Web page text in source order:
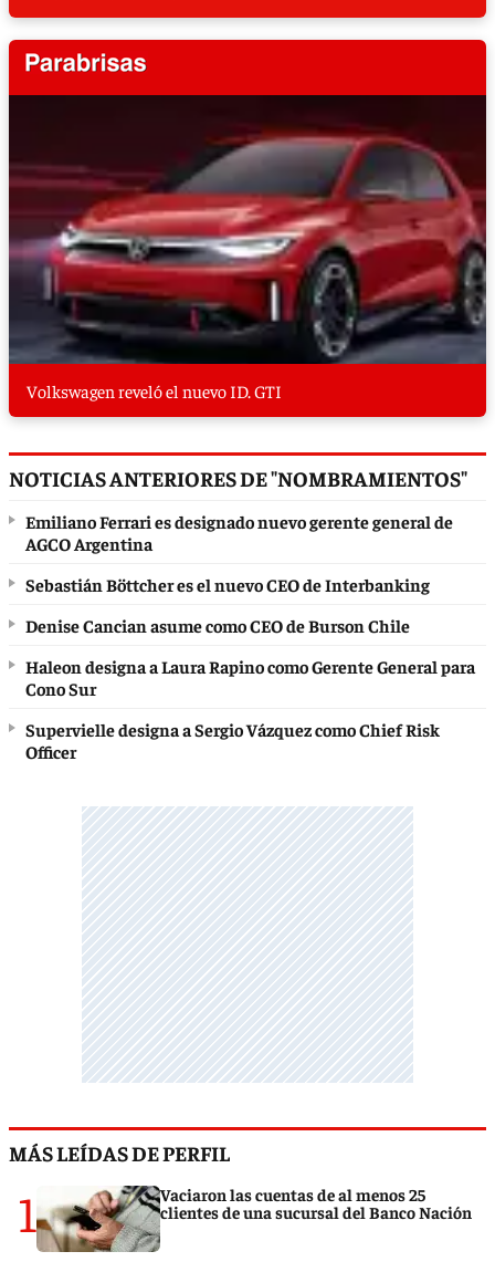
Volkswagen reveló el nuevo ID. GTI
NOTICIAS ANTERIORES DE "NOMBRAMIENTOS"
Emiliano Ferrari es designado nuevo gerente general de
AGCO Argentina
Sebastián Böttcher es el nuevo CEO de Interbanking
Denise Cancian asume como CEO de Burson Chile
Haleon designa a Laura Rapino como Gerente General para
Cono Sur
Supervielle designa a Sergio Vázquez como Chief Risk
Officer
MÁS LEÍDAS DE PERFIL
1
Vaciaron las cuentas de al menos 25
clientes de una sucursal del Banco Nación